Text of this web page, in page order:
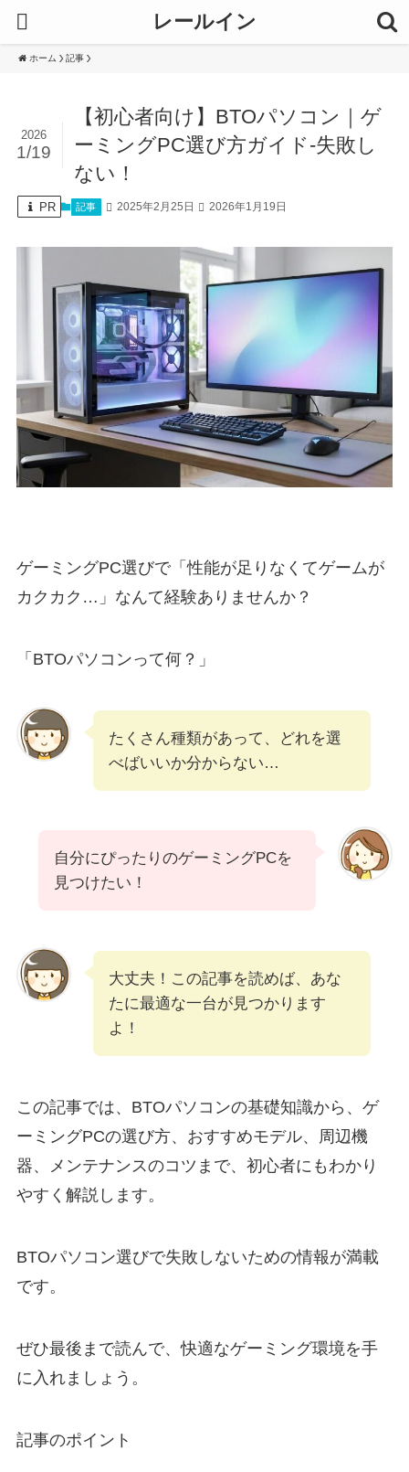
レールイン
ホーム 記事
【初心者向け】BTOパソコン｜ゲ
ーミングPC選び方ガイド-失敗し
ない！
2026
1/19
PR 記事 2025年2月25日 2026年1月19日
ゲーミングPC選びで「性能が足りなくてゲームが
カクカク…」なんて経験ありませんか？
「BTOパソコンって何？」
たくさん種類があって、どれを選
べばいいか分からない…
自分にぴったりのゲーミングPCを
見つけたい！
大丈夫！この記事を読めば、あな
たに最適な一台が見つかります
よ！
この記事では、BTOパソコンの基礎知識から、ゲ
ーミングPCの選び方、おすすめモデル、周辺機
器、メンテナンスのコツまで、初心者にもわかり
やすく解説します。
BTOパソコン選びで失敗しないための情報が満載
です。
ぜひ最後まで読んで、快適なゲーミング環境を手
に入れましょう。
記事のポイント